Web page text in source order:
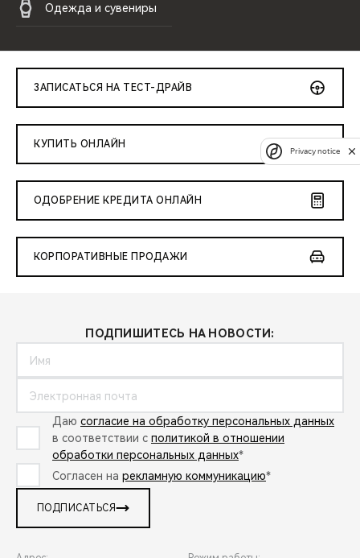
Одежда и сувениры
ЗАПИСАТЬСЯ НА ТЕСТ-ДРАЙВ
КУПИТЬ ОНЛАЙН
ОДОБРЕНИЕ КРЕДИТА ОНЛАЙН
КОРПОРАТИВНЫЕ ПРОДАЖИ
ПОДПИШИТЕСЬ НА НОВОСТИ:
Даю согласие на обработку персональных данных
в соответствии с политикой в отношении
обработки персональных данных*
Согласен на рекламную коммуникацию*
ПОДПИСАТЬСЯ
Privacy notice